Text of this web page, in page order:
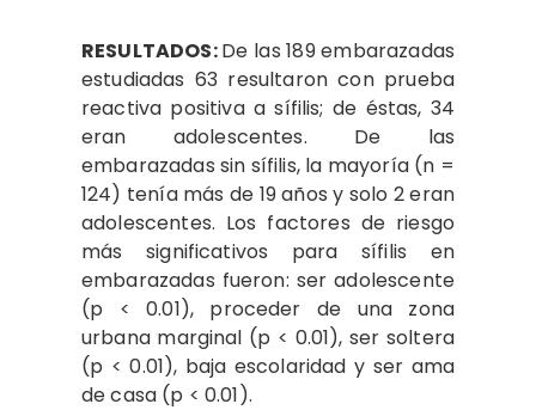
RESULTADOS:De las 189 embarazadas
estudiadas 63 resultaron con prueba
reactiva positiva a sífilis; de éstas, 34
eran adolescentes. De las
embarazadas sin sífilis, la mayoría (n =
124) tenía más de 19 años y solo 2 eran
adolescentes. Los factores de riesgo
más significativos para sífilis en
embarazadas fueron: ser adolescente
(p < 0.01), proceder de una zona
urbana marginal (p < 0.01), ser soltera
(p < 0.01), baja escolaridad y ser ama
de casa (p < 0.01).